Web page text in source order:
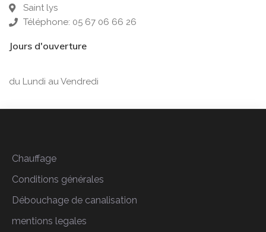
Saint lys
Téléphone: 05 67 06 66 26
Jours d'ouverture
du Lundi au Vendredi
Chauffage
Conditions générales
Débouchage de canalisation
mentions legales